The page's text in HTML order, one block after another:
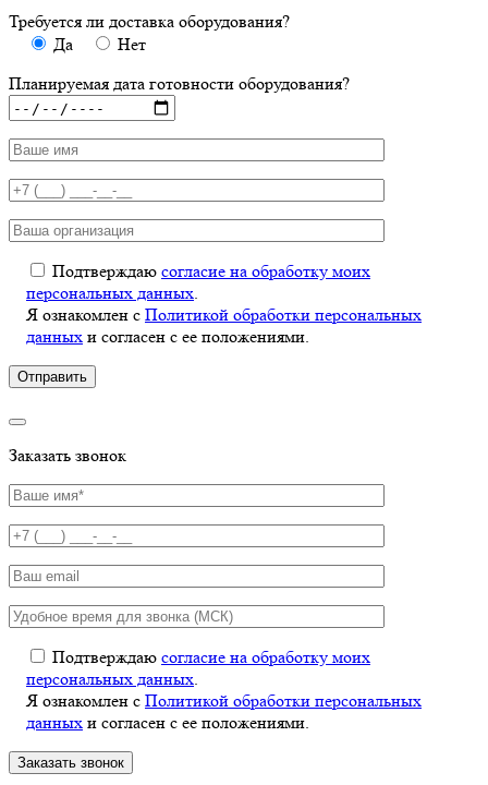
Требуется ли доставка оборудования?
Да
Нет
Планируемая дата готовности оборудования?
Подтверждаю согласие на обработку моих
персональных данных.
Я ознакомлен с Политикой обработки персональных
данных и согласен с ее положениями.
Заказать звонок
Подтверждаю согласие на обработку моих
персональных данных.
Я ознакомлен с Политикой обработки персональных
данных и согласен с ее положениями.